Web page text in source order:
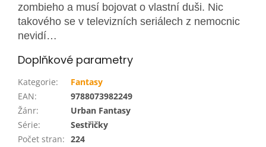
zombieho a musí bojovat o vlastní duši. Nic
takového se v televizních seriálech z nemocnic
nevidí…
Doplňkové parametry
Kategorie:
Fantasy
EAN:
9788073982249
Žánr:
Urban Fantasy
Série:
Sestřičky
Počet stran: 224